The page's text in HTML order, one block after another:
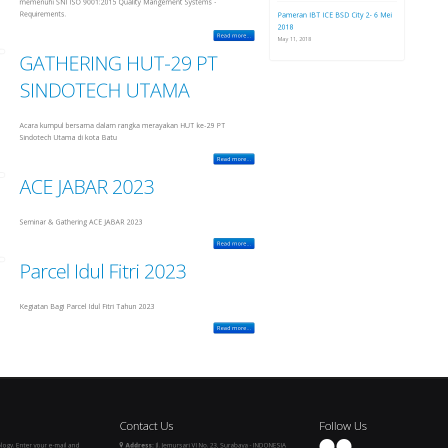
Requirements.
Read more...
GATHERING HUT-29 PT
SINDOTECH UTAMA
Acara kumpul bersama dalam rangka merayakan HUT ke-29 PT
Sindotech Utama di kota Batu
Read more...
ACE JABAR 2023
Seminar & Gathering ACE JABAR 2023
Read more...
Parcel Idul Fitri 2023
Kegiatan Bagi Parcel Idul Fitri Tahun 2023
Read more...
Pameran IBT ICE BSD City 2- 6 Mei
2018
May 11, 2018
Enter your e-mail and
Contact Us
Address: Jl. Jemursari VI No. 23, Surabaya - INDONESIA
Follow Us